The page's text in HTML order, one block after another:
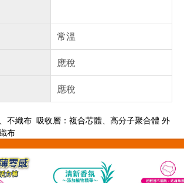
常溫
應稅
應稅
不織布 吸收層：複合芯體、高分子聚合體 外
布